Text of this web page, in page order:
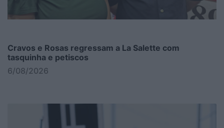
Cravos e Rosas regressam a La Salette com
tasquinha e petiscos
6/08/2026